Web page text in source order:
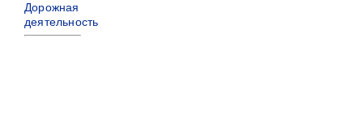
Дорожная
деятельность